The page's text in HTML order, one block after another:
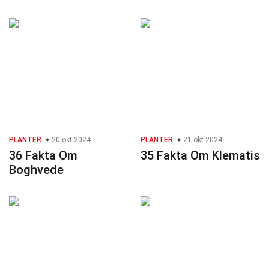
PLANTER 20 okt 2024
36 Fakta Om
Boghvede
PLANTER 21 okt 2024
35 Fakta Om Klematis